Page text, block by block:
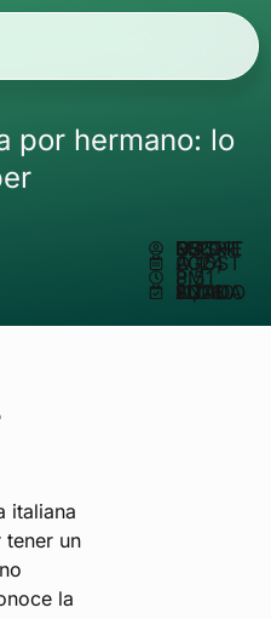
por hermano: lo
italiana
tener un
la
ESCRITO POR
MATHEUS REIS
AGOSTO 15, 2024
8:51 PM
ACTUALIZADO EN JUNIO 11, 2026